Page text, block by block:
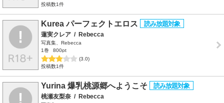
投稿数1件
Kurea パーフェクトエロス
蓮実クレア / Rebecca
写真集、Rebecca
1巻
800pt
(3.0)
投稿数1件
Yurina 爆乳桃源郷へようこそ
桃瀬友梨奈 / Rebecca